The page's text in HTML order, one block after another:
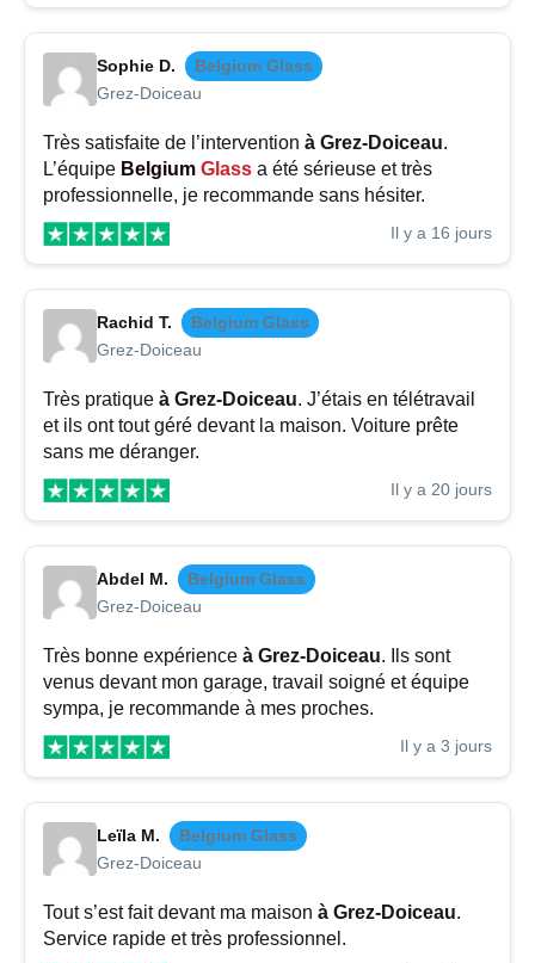
Sophie D.
Belgium Glass
Grez-Doiceau
Très satisfaite de l’intervention à Grez-Doiceau.
L’équipe Belgium Glass a été sérieuse et très
professionnelle, je recommande sans hésiter.
Il y a 16 jours
Rachid T.
Belgium Glass
Grez-Doiceau
Très pratique à Grez-Doiceau. J’étais en télétravail
et ils ont tout géré devant la maison. Voiture prête
sans me déranger.
Il y a 20 jours
Abdel M.
Belgium Glass
Grez-Doiceau
Très bonne expérience à Grez-Doiceau. Ils sont
venus devant mon garage, travail soigné et équipe
sympa, je recommande à mes proches.
Il y a 3 jours
Leïla M.
Belgium Glass
Grez-Doiceau
Tout s’est fait devant ma maison à Grez-Doiceau.
Service rapide et très professionnel.